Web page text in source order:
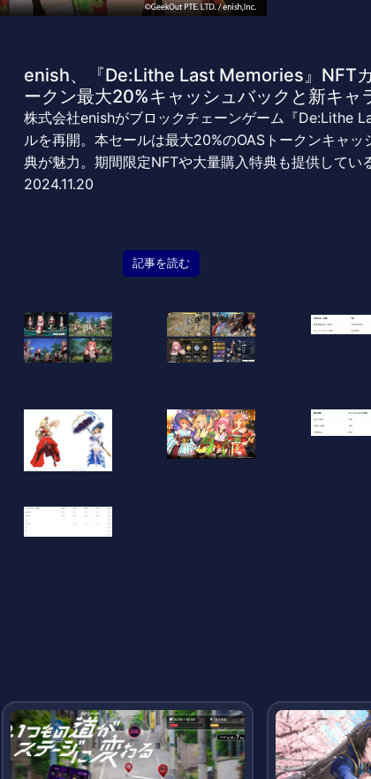
enish、『De:Lithe Last Memories』NFT
ークン最大20%キャッシュバックと新キャ
株式会社enishがブロックチェーンゲーム『De:Lithe
ルを再開。本セールは最大20%のOASトークンキャ
典が魅力。期間限定NFTや大量購入特典も提供している
2024.11.20
記事を読む